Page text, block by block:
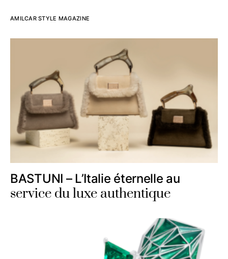
AMILCAR STYLE MAGAZINE
BASTUNI – L’Italie éternelle au
service du luxe authentique